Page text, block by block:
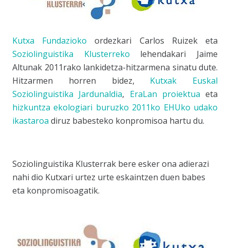
Kutxa Fundazioko ordezkari Carlos Ruizek eta
Soziolinguistika Klusterreko lehendakari Jaime
Altunak 2011rako lankidetza-hitzarmena sinatu dute.
Hitzarmen horren bidez, Kutxak
Euskal
Soziolinguistika Jardunaldia, EraLan proiektua eta
hizkuntza ekologiari buruzko 2011ko EHUko udako
ikastaroa diruz babesteko konpromisoa hartu du.
Soziolinguistika Klusterrak bere esker ona adierazi
nahi dio Kutxari urtez urte eskaintzen duen babes
eta konpromisoagatik.